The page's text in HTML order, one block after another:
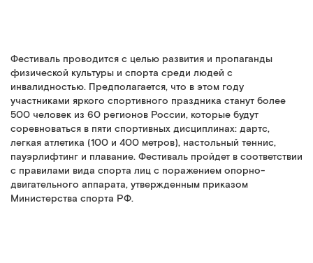
Фестиваль проводится с целью развития и пропаганды
физической культуры и спорта среди людей с
инвалидностью. Предполагается, что в этом году
участниками яркого спортивного праздника станут более
500 человек из 60 регионов России, которые будут
соревноваться в пяти спортивных дисциплинах: дартс,
легкая атлетика (100 и 400 метров), настольный теннис,
пауэрлифтинг и плавание. Фестиваль пройдет в соответствии
с правилами вида спорта лиц с поражением опорно-
двигательного аппарата, утвержденным приказом
Министерства спорта РФ.